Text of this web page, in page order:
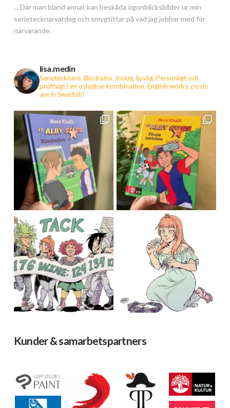
... Där man bland annat kan beskåda ögonblicksbilder ur min
serietecknarvardag och smygtittar på vad jag jobbar med för
närvarande.
lisa.medin
Serietecknare, illustratör, lockig, ljuvlig. Personligt och
proffsigt i en oslagbar kombination. English works, posts
are in Swedish!
Kunder & samarbetspartners